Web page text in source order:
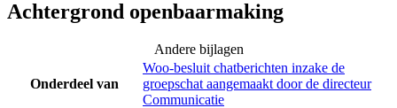
Achtergrond openbaarmaking
Andere bijlagen
Onderdeel van
Woo-besluit chatberichten inzake de
groepschat aangemaakt door de directeur
Communicatie